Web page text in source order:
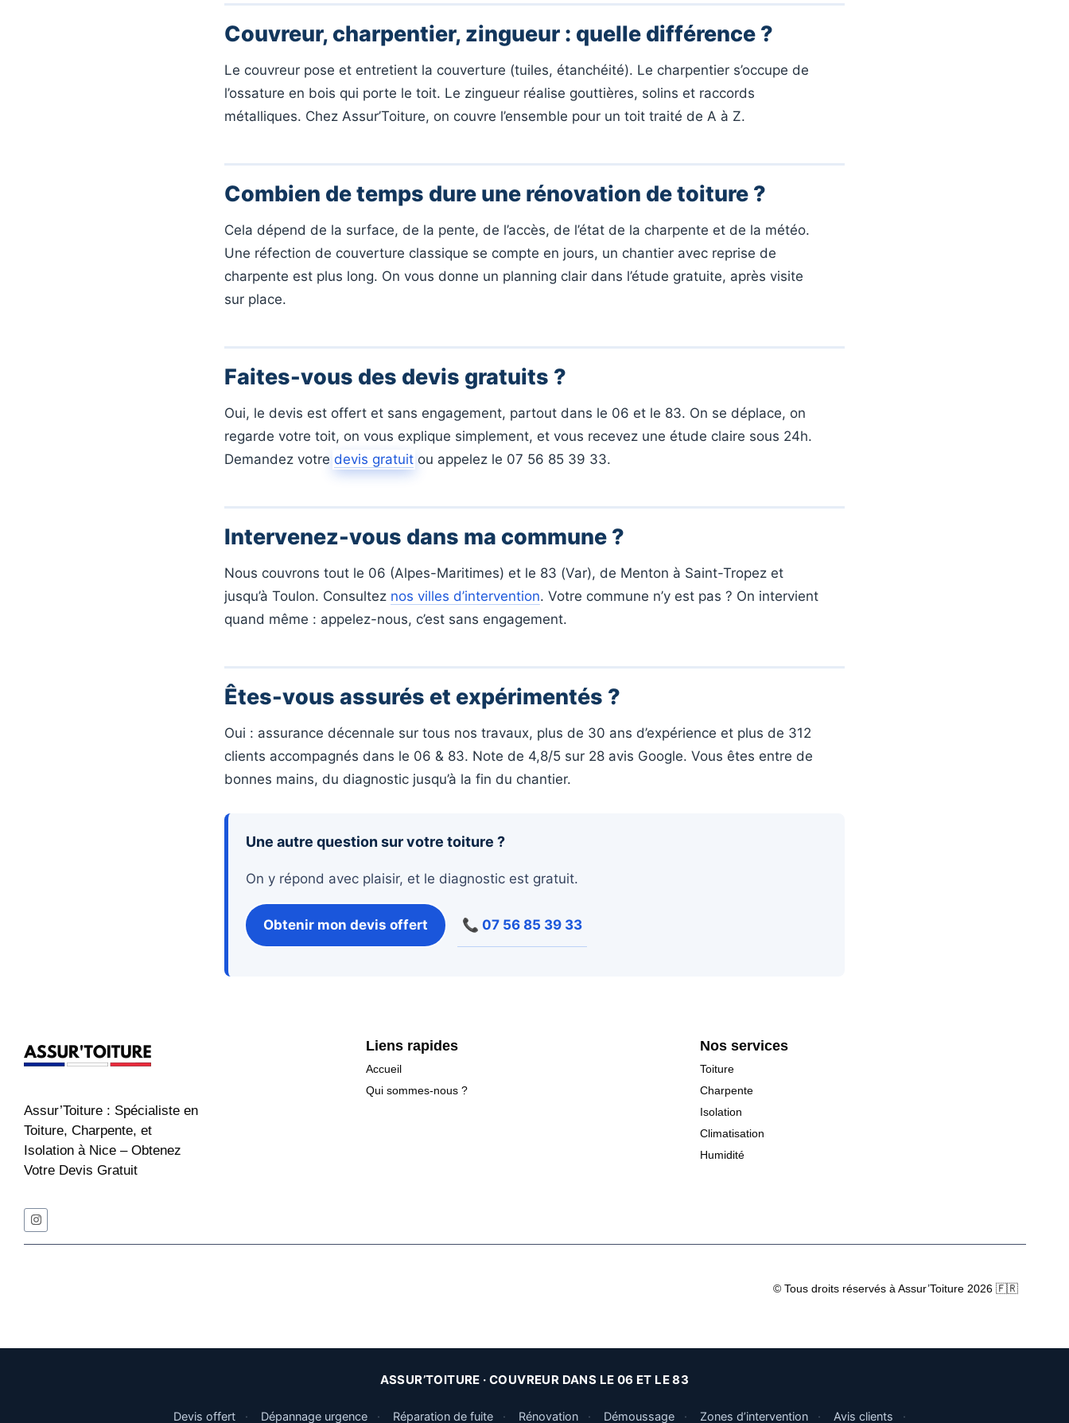
Couvreur, charpentier, zingueur : quelle différence ?
Le couvreur pose et entretient la couverture (tuiles, étanchéité). Le charpentier s’occupe de
l’ossature en bois qui porte le toit. Le zingueur réalise gouttières, solins et raccords
métalliques. Chez Assur’Toiture, on couvre l’ensemble pour un toit traité de A à Z.
Combien de temps dure une rénovation de toiture ?
Cela dépend de la surface, de la pente, de l’accès, de l’état de la charpente et de la météo.
Une réfection de couverture classique se compte en jours, un chantier avec reprise de
charpente est plus long. On vous donne un planning clair dans l’étude gratuite, après visite
sur place.
Faites-vous des devis gratuits ?
Oui, le devis est offert et sans engagement, partout dans le 06 et le 83. On se déplace, on
regarde votre toit, on vous explique simplement, et vous recevez une étude claire sous 24h.
Demandez votre devis gratuit ou appelez le 07 56 85 39 33.
Intervenez-vous dans ma commune ?
Nous couvrons tout le 06 (Alpes-Maritimes) et le 83 (Var), de Menton à Saint-Tropez et
jusqu’à Toulon. Consultez nos villes d’intervention. Votre commune n’y est pas ? On intervient
quand même : appelez-nous, c’est sans engagement.
Êtes-vous assurés et expérimentés ?
Oui : assurance décennale sur tous nos travaux, plus de 30 ans d’expérience et plus de 312
clients accompagnés dans le 06 & 83. Note de 4,8/5 sur 28 avis Google. Vous êtes entre de
bonnes mains, du diagnostic jusqu’à la fin du chantier.
Une autre question sur votre toiture ?
On y répond avec plaisir, et le diagnostic est gratuit.
Obtenir mon devis offert 📞 07 56 85 39 33
Assur’Toiture : Spécialiste en
Toiture, Charpente, et
Isolation à Nice – Obtenez
Votre Devis Gratuit
Liens rapides
Accueil
Qui sommes-nous ?
Nos services
Toiture
Charpente
Isolation
Climatisation
Humidité
© Tous droits réservés à Assur’Toiture 2026 🇫🇷
ASSUR’TOITURE · COUVREUR DANS LE 06 ET LE 83
Devis offert · Dépannage urgence · Réparation de fuite · Rénovation · Démoussage · Zones d’intervention · Avis clients ·